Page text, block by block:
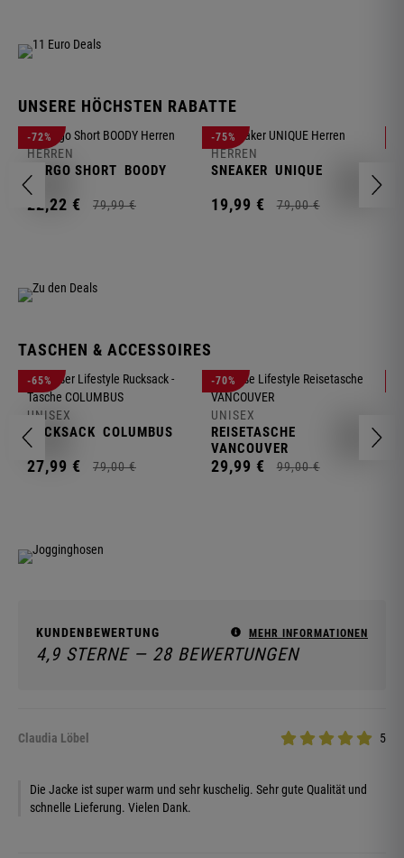
UNSERE HÖCHSTEN RABATTE
-72%
HERREN
CARGO SHORT BOODY
22,22 € 79,99 €
-75%
HERREN
SNEAKER UNIQUE
19,99 € 79,00 €
TASCHEN & ACCESSOIRES
-65%
UNISEX
RUCKSACK COLUMBUS
27,99 € 79,00 €
-70%
UNISEX
REISETASCHE
VANCOUVER
29,99 € 99,00 €
KUNDENBEWERTUNG MEHR INFORMATIONEN
4,9 STERNE — 28 BEWERTUNGEN
Claudia Löbel 5
Die Jacke ist super warm und sehr kuschelig. Sehr gute Qualität und
schnelle Lieferung. Vielen Dank.